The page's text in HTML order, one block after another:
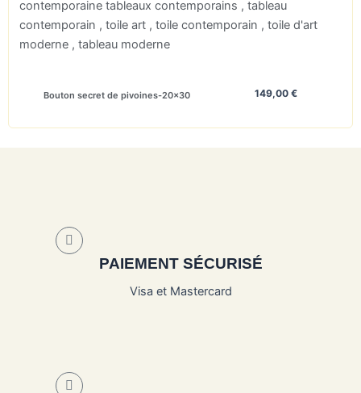
Bouton secret de pivoines-20×30 149,00 €
PAIEMENT SÉCURISÉ
Visa et Mastercard